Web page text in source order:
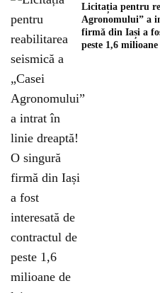
Licitația pentru
Agronomului” a
firmă din Iași a
peste 1,6 milioane